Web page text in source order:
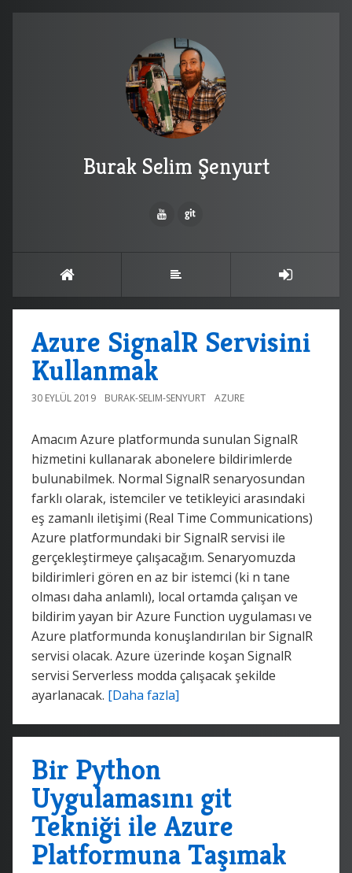
Burak Selim Şenyurt
Azure SignalR Servisini
Kullanmak
30 EYLÜL 2019 BURAK-SELIM-SENYURT AZURE
Amacım Azure platformunda sunulan SignalR
hizmetini kullanarak abonelere bildirimlerde
bulunabilmek. Normal SignalR senaryosundan
farklı olarak, istemciler ve tetikleyici arasındaki
eş zamanlı iletişimi (Real Time Communications)
Azure platformundaki bir SignalR servisi ile
gerçekleştirmeye çalışacağım. Senaryomuzda
bildirimleri gören en az bir istemci (ki n tane
olması daha anlamlı), local ortamda çalışan ve
bildirim yayan bir Azure Function uygulaması ve
Azure platformunda konuşlandırılan bir SignalR
servisi olacak. Azure üzerinde koşan SignalR
servisi Serverless modda çalışacak şekilde
ayarlanacak. [Daha fazla]
Bir Python
Uygulamasını git
Tekniği ile Azure
Platformuna Taşımak